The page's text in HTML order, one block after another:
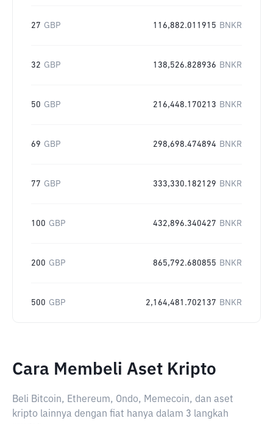
27 GBP 116,882.011915 BNKR
32 GBP 138,526.828936 BNKR
50 GBP 216,448.170213 BNKR
69 GBP 298,698.474894 BNKR
77 GBP 333,330.182129 BNKR
100 GBP 432,896.340427 BNKR
200 GBP 865,792.680855 BNKR
500 GBP 2,164,481.702137 BNKR
Cara Membeli Aset Kripto
Beli Bitcoin, Ethereum, Ondo, Memecoin, dan aset
kripto lainnya dengan fiat hanya dalam 3 langkah